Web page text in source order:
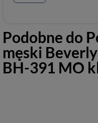
Podobne do
męski
BH-391 MO